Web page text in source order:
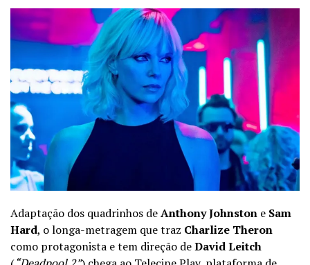
Adaptação dos quadrinhos deAnthony Johnston e Sam
Hard, o longa-metragem que traz Charlize Theron
como protagonista e tem direção deDavid Leitch